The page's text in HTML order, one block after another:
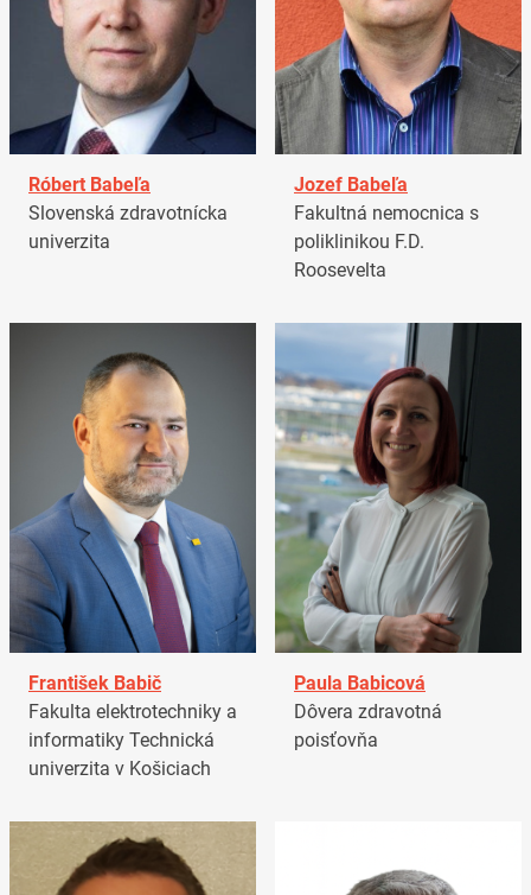
Róbert Babeľa
Slovenská zdravotnícka
univerzita
Jozef Babeľa
Fakultná nemocnica s
poliklinikou F.D.
Roosevelta
František Babič
Fakulta elektrotechniky a
informatiky Technická
univerzita v Košiciach
Paula Babicová
Dôvera zdravotná
poisťovňa